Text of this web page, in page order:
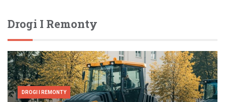
Drogi I Remonty
DROGI I REMONTY